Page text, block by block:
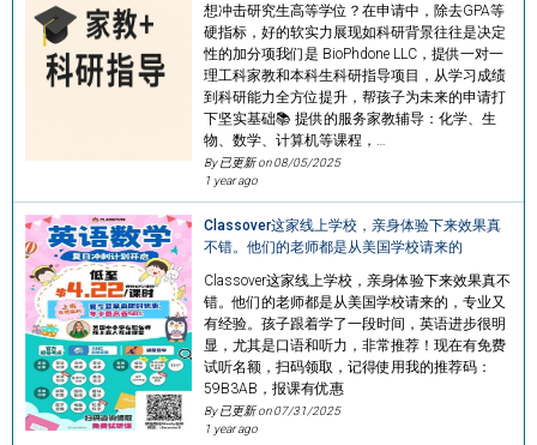
想冲击研究生高等学位？在申请中，除去GPA等
硬指标，好的软实力展现如科研背景往往是决定
性的加分项我们是 BioPhdone LLC，提供一对一
理工科家教和本科生科研指导项目，从学习成绩
到科研能力全方位提升，帮孩子为未来的申请打
下坚实基础📚 提供的服务家教辅导：化学、生
物、数学、计算机等课程，…
By 已更新 on08/05/2025
1 year ago
Classover这家线上学校，亲身体验下来效果真
不错。他们的老师都是从美国学校请来的
Classover这家线上学校，亲身体验下来效果真不
错。他们的老师都是从美国学校请来的，专业又
有经验。孩子跟着学了一段时间，英语进步很明
显，尤其是口语和听力，非常推荐！现在有免费
试听名额，扫码领取，记得使用我的推荐码：
59B3AB，报课有优惠
By 已更新 on07/31/2025
1 year ago